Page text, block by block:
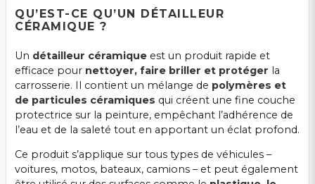
QU’EST-CE QU’UN DÉTAILLEUR
CÉRAMIQUE ?
Un détailleur céramique est un produit rapide et
efficace pour nettoyer, faire briller et protéger la
carrosserie. Il contient un mélange de polymères et
de particules céramiques qui créent une fine couche
protectrice sur la peinture, empêchant l’adhérence de
l’eau et de la saleté tout en apportant un éclat profond.
Ce produit s’applique sur tous types de véhicules –
voitures, motos, bateaux, camions – et peut également